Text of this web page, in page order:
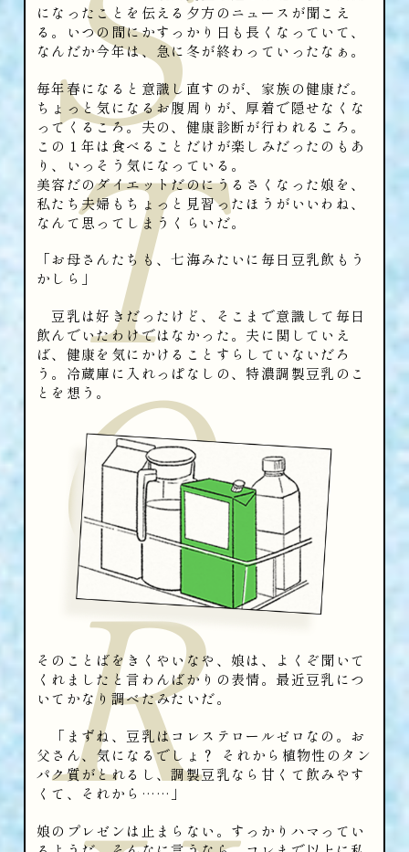
T
O
R
になったことを伝える夕方のニュースが聞こえ
る。いつの間にかすっかり日も長くなっていて、
なんだか今年は、急に冬が終わっていったなぁ。
毎年春になると意識し直すのが、家族の健康だ。
ちょっと気になるお腹周りが、厚着で隠せなくな
ってくるころ。夫の、健康診断が行われるころ。
この１年は食べることだけが楽しみだったのもあ
り、いっそう気になっている。
美容だのダイエットだのにうるさくなった娘を、
私たち夫婦もちょっと見習ったほうがいいわね、
なんて思ってしまうくらいだ。
「お母さんたちも、七海みたいに毎日豆乳飲もう
かしら」
豆乳は好きだったけど、そこまで意識して毎日
飲んでいたわけではなかった。夫に関していえ
ば、健康を気にかけることすらしていないだろ
う。冷蔵庫に入れっぱなしの、特濃調製豆乳のこ
とを想う。
そのことばをきくやいなや、娘は、よくぞ聞いて
くれましたと言わんばかりの表情。最近豆乳につ
いてかなり調べたみたいだ。
「まずね、豆乳はコレステロールゼロなの。お
父さん、気になるでしょ？ それから植物性のタン
パク質がとれるし、調製豆乳なら甘くて飲みやす
くて、それから……」
娘のプレゼンは止まらない。すっかりハマってい